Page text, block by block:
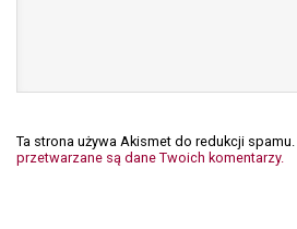
Ta strona używa Akismet do redukcji spamu.
przetwarzane są dane Twoich komentarzy.